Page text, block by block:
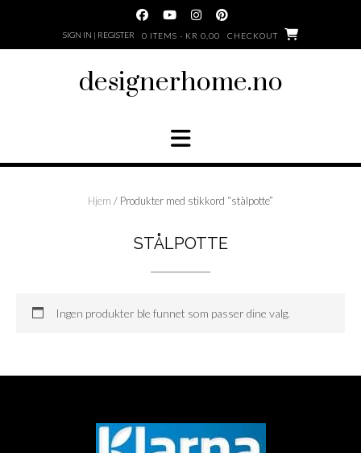
SIGN IN | REGISTER 0 ITEMS - KR 0,00 CHECKOUT
designerhome.no
Hjem / Produkter med stikkord “stålpotte”
STÅLPOTTE
Ingen produkter ble funnet som passer dine valg.